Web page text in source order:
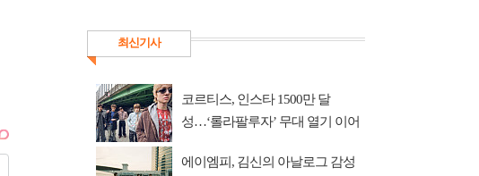
최신기사
코르티스, 인스타 1500만 달
성…‘롤라팔루자’ 무대 열기 이어
에이엠피, 김신의 아날로그 감성